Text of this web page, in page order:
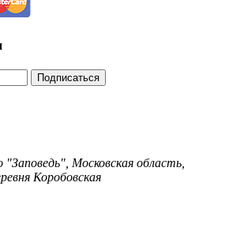
Подписаться
"Заповедь", Московская область,
Коробовская